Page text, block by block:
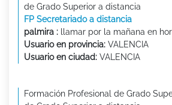
de Grado Superior a distancia
FP Secretariado a distancia
palmira : llamar por la mañana en
Usuario en provincia: VALENCIA
Usuario en ciudad: VALENCIA
Formación Profesional de Grado